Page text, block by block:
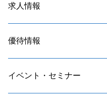
求人情報
優待情報
イベント・セミナー